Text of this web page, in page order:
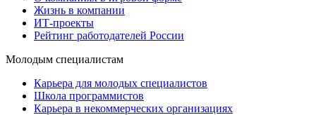
Жизнь в компании
ИТ-проекты
Рейтинг работодателей России
Молодым специалистам
Карьера для молодых специалистов
Школа программистов
Карьера в некоммерческих организациях